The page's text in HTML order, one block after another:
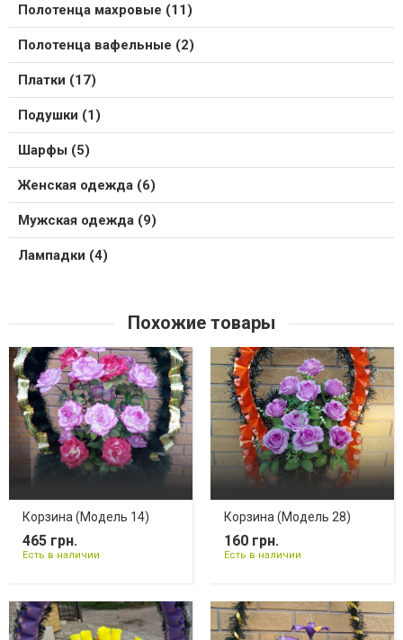
Полотенца махровые (11)
Полотенца вафельные (2)
Платки (17)
Подушки (1)
Шарфы (5)
Женская одежда (6)
Мужская одежда (9)
Лампадки (4)
Похожие товары
Корзина (Модель 14)
465 грн.
Есть в наличии
Корзина (Модель 28)
160 грн.
Есть в наличии